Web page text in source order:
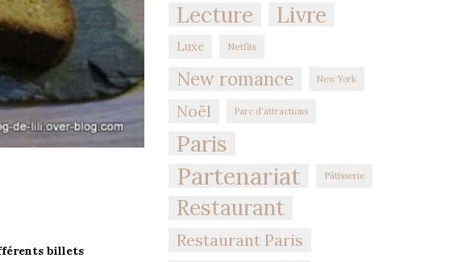
billets
Lecture Livre
Luxe Netflix
New romance New York
Noël Parc d'attractions
Paris
Partenariat Pâtisserie
Restaurant
Restaurant Paris